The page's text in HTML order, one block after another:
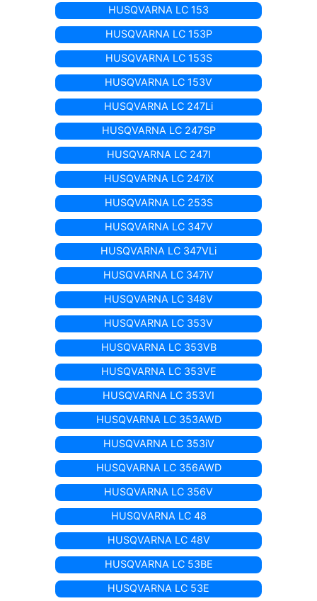
HUSQVARNA LC 153
HUSQVARNA LC 153P
HUSQVARNA LC 153S
HUSQVARNA LC 153V
HUSQVARNA LC 247Li
HUSQVARNA LC 247SP
HUSQVARNA LC 247I
HUSQVARNA LC 247iX
HUSQVARNA LC 253S
HUSQVARNA LC 347V
HUSQVARNA LC 347VLi
HUSQVARNA LC 347iV
HUSQVARNA LC 348V
HUSQVARNA LC 353V
HUSQVARNA LC 353VB
HUSQVARNA LC 353VE
HUSQVARNA LC 353VI
HUSQVARNA LC 353AWD
HUSQVARNA LC 353iV
HUSQVARNA LC 356AWD
HUSQVARNA LC 356V
HUSQVARNA LC 48
HUSQVARNA LC 48V
HUSQVARNA LC 53BE
HUSQVARNA LC 53E